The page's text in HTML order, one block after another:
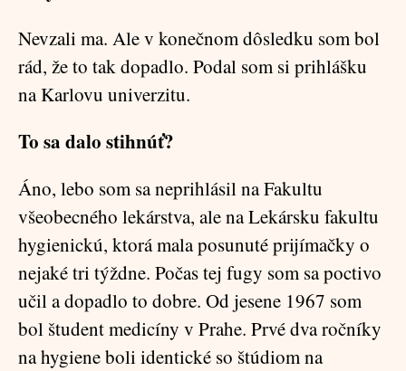
Nevzali ma. Ale v konečnom dôsledku som bol
rád, že to tak dopadlo. Podal som si prihlášku
na Karlovu univerzitu.
To sa dalo stihnúť?
Áno, lebo som sa neprihlásil na Fakultu
všeobecného lekárstva, ale na Lekársku fakultu
hygienickú, ktorá mala posunuté prijímačky o
nejaké tri týždne. Počas tej fugy som sa poctivo
učil a dopadlo to dobre. Od jesene 1967 som
bol študent medicíny v Prahe. Prvé dva ročníky
na hygiene boli identické so štúdiom na